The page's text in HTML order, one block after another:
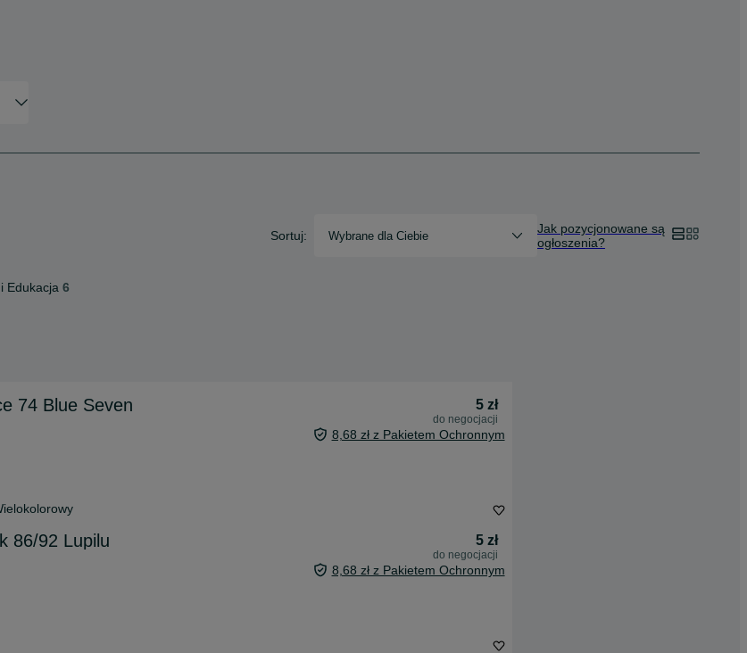
Sortuj: Wybrane dla Ciebie
Jak pozycjonowane są
ogłoszenia?
Edukacja 6
74 Blue Seven 5 zł
do negocjacji
8,68 zł z Pakietem Ochronnym
86/92 Lupilu 5 zł
do negocjacji
8,68 zł z Pakietem Ochronnym